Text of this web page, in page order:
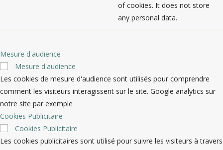
of cookies. It does not store
any personal data.
Mesure d'audience
Mesure d'audience
Les cookies de mesure d'audience sont utilisés pour comprendre
comment les visiteurs interagissent sur le site. Google analytics sur
notre site par exemple
Cookies Publicitaire
Cookies Publicitaire
Les cookies publicitaires sont utilisé pour suivre les visiteurs à travers